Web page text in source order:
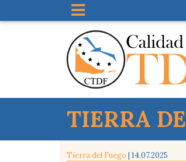
TIERRA
Tierra del Fuego | 14.07.2025